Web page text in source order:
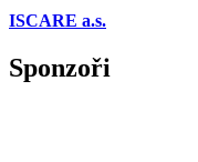
ISCARE a.s.
Sponzoři